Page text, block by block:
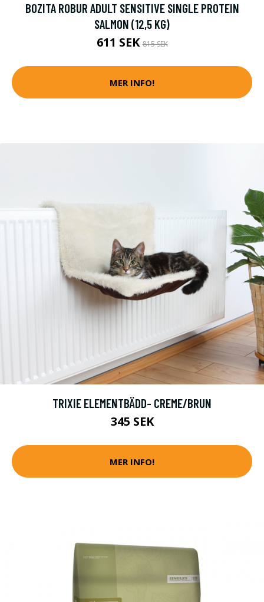
BOZITA ROBUR ADULT SENSITIVE SINGLE PROTEIN
SALMON (12,5 KG)
611 SEK815 SEK
MER INFO!
TRIXIE ELEMENTBÄDD- CREME/BRUN
345 SEK
MER INFO!